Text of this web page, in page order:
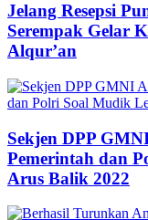
Jelang Resepsi
Serempak Gelar
Alqur’an
Sekjen DPP
Pemerintah dan
Arus Balik 2022